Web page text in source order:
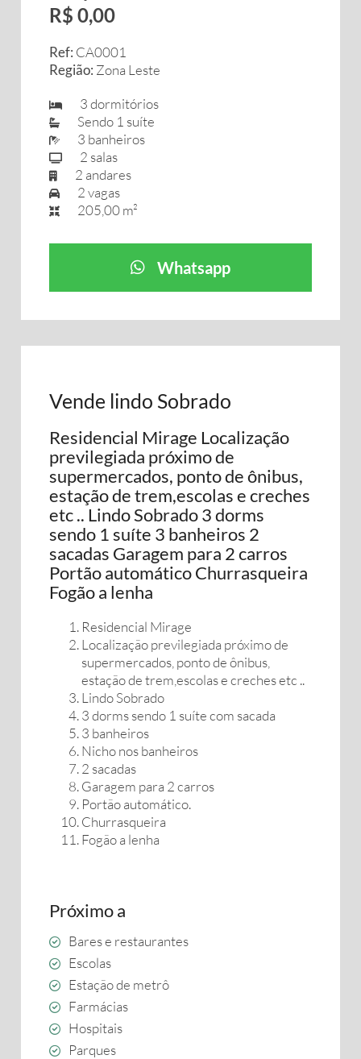
R$ 0,00
Ref: CA0001
Região: Zona Leste
3 dormitórios
Sendo 1 suíte
3 banheiros
2 salas
2 andares
2 vagas
205,00 m²
Whatsapp
Vende lindo Sobrado
Residencial Mirage Localização
previlegiada próximo de
supermercados, ponto de ônibus,
estação de trem,escolas e creches
etc .. Lindo Sobrado 3 dorms
sendo 1 suíte 3 banheiros 2
sacadas Garagem para 2 carros
Portão automático Churrasqueira
Fogão a lenha
Residencial Mirage
Localização previlegiada próximo de
supermercados, ponto de ônibus,
estação de trem,escolas e creches etc ..
Lindo Sobrado
3 dorms sendo 1 suíte com sacada
3 banheiros
Nicho nos banheiros
2 sacadas
Garagem para 2 carros
Portão automático.
Churrasqueira
Fogão a lenha
Próximo a
Bares e restaurantes
Escolas
Estação de metrô
Farmácias
Hospitais
Parques